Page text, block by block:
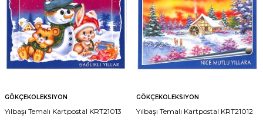
GÖKÇEKOLEKSIYON
Yılbaşı Temalı Kartpostal KRT21013
GÖKÇEKOLEKSIYON
Yılbaşı Temalı Kartpostal KRT21012